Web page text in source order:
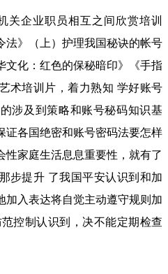
关企业职员相互之间欣赏培训
法》（上）护理我国秘诀的帐号
文化：红色的保秘暗印》《手指
术培训片，着力熟知 学好账号
涉及到策略和账号秘码知识基
证各国绝密和账号密码法要怎样
性家庭生活息息重要性，就有了
步提升 了我国平安认识到和加
加入表达将自觉主动遵守规则加
控制认识到，决不能定期检查